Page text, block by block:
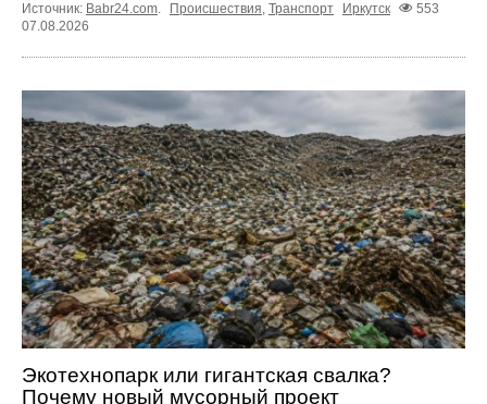
Источник: Babr24.com. Происшествия, Транспорт Иркутск
553
07.08.2026
Экотехнопарк или гигантская свалка?
Почему новый мусорный проект